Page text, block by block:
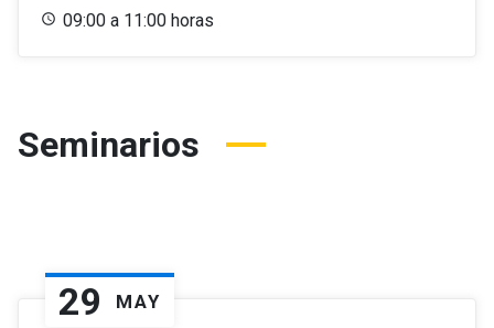
09:00 a 11:00 horas
Seminarios
29 MAY